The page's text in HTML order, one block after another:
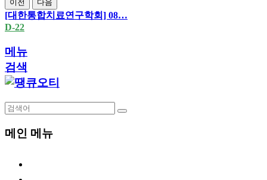
이전 다음
[대한통합치료연구학회] 08…
D-22
메뉴
검색
메인 메뉴